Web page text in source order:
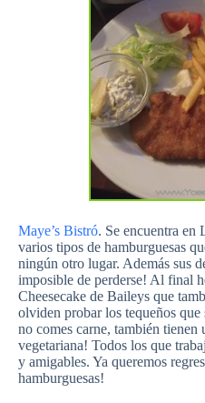
Maye’s Bistró. Se encuentra en
varios tipos de hamburguesas
ningún otro lugar. Además sus
imposible de perderse! Al final
Cheesecake de Baileys que
olviden probar los tequeños que
no comes carne, también tienen
vegetariana! Todos los que
y amigables. Ya queremos
hamburguesas!